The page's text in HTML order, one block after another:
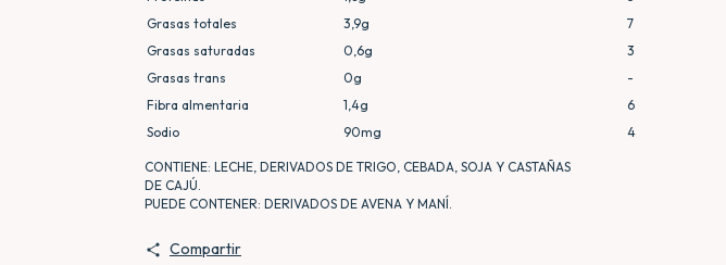
Grasas totales
3,9g
7
Grasas saturadas
0,6g
3
Grasas trans
0g
-
Fibra almentaria
1,4g
6
Sodio
90mg 4
CONTIENE: LECHE, DERIVADOS DE TRIGO, CEBADA, SOJA Y CASTAÑAS
DE CAJÚ.
PUEDE CONTENER: DERIVADOS DE AVENA Y MANÍ.
Compartir